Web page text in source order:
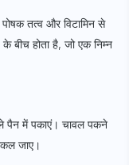
तत्व और विटामिन से
बीच होता है, जो एक निम्न
पैन में पकाएं। चावल पकने
जाए।